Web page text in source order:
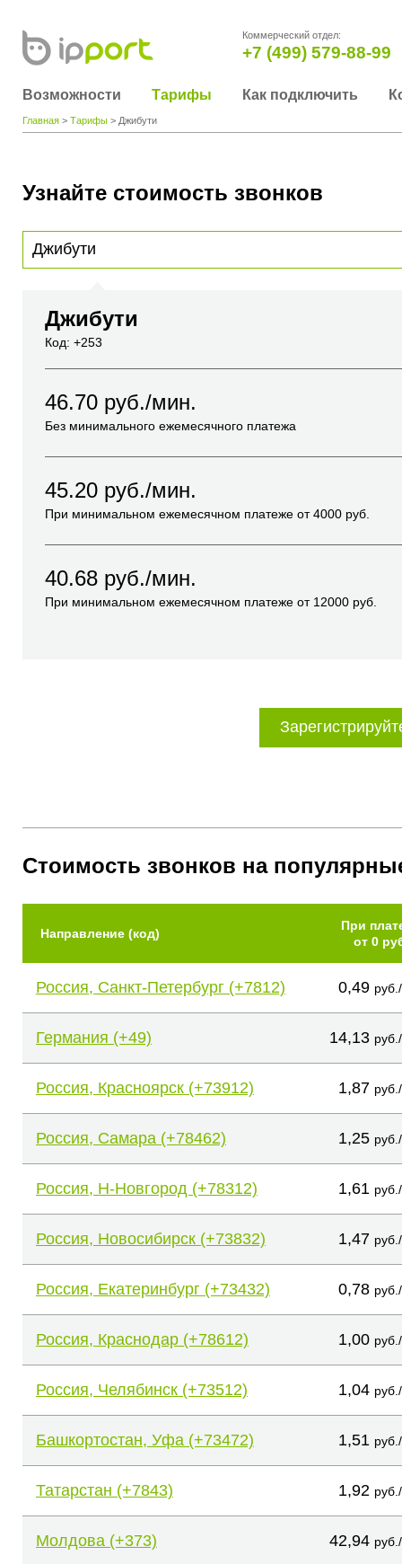
Коммерческий отдел:
+7 (499) 579-88-99
Возможности Тарифы Как подключить
Главная > Тарифы > Джибути
Узнайте стоимость звонков
Джибути
Код: +253
46.70 руб./мин.
Без минимального ежемесячного платежа
45.20 руб./мин.
При минимальном ежемесячном платеже от4000 руб.
40.68 руб./мин.
При минимальном ежемесячном платеже от 12000 руб.
Стоимость звонков на
Направление (код)
При
от 0
Россия, Санкт-Петербург (+7812) 0,49
Германия (+49) 14,13
Россия, Красноярск (+73912) 1,87
Россия, Самара (+78462) 1,25
Россия, Н-Новгород (+78312) 1,61
Россия, Новосибирск (+73832) 1,47
Россия, Екатеринбург (+73432) 0,78
Россия, Краснодар (+78612) 1,00
Россия, Челябинск (+73512) 1,04
Башкортостан, Уфа (+73472) 1,51
Татарстан (+7843) 1,92
Молдова (+373) 42,94